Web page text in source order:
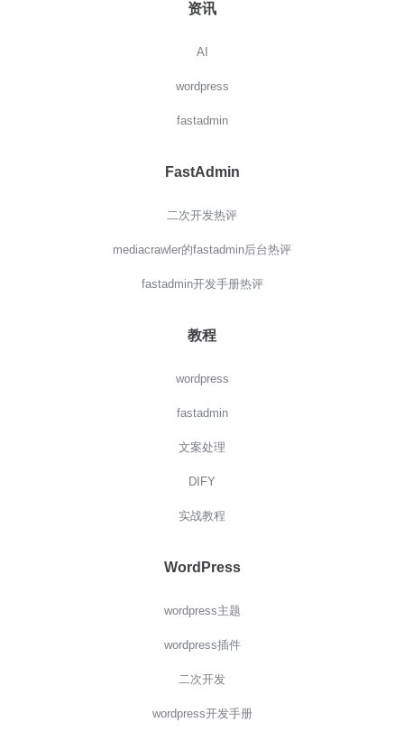
资讯
AI
wordpress
fastadmin
FastAdmin
二次开发热评
mediacrawler的fastadmin后台热评
fastadmin开发手册热评
教程
wordpress
fastadmin
文案处理
DIFY
实战教程
WordPress
wordpress主题
wordpress插件
二次开发
wordpress开发手册